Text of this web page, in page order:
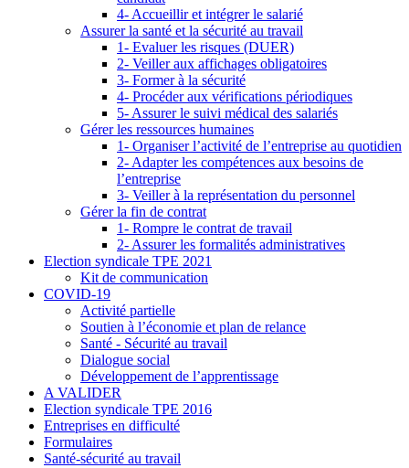
4- Accueillir et intégrer le salarié
Assurer la santé et la sécurité au travail
1- Evaluer les risques (DUER)
2- Veiller aux affichages obligatoires
3- Former à la sécurité
4- Procéder aux vérifications périodiques
5- Assurer le suivi médical des salariés
Gérer les ressources humaines
1- Organiser l’activité de l’entreprise au quotidien
2- Adapter les compétences aux besoins de
l’entreprise
3- Veiller à la représentation du personnel
Gérer la fin de contrat
1- Rompre le contrat de travail
2- Assurer les formalités administratives
Election syndicale TPE 2021
Kit de communication
COVID-19
Activité partielle
Soutien à l’économie et plan de relance
Santé - Sécurité au travail
Dialogue social
Développement de l’apprentissage
A VALIDER
Election syndicale TPE 2016
Entreprises en difficulté
Formulaires
Santé-sécurité au travail